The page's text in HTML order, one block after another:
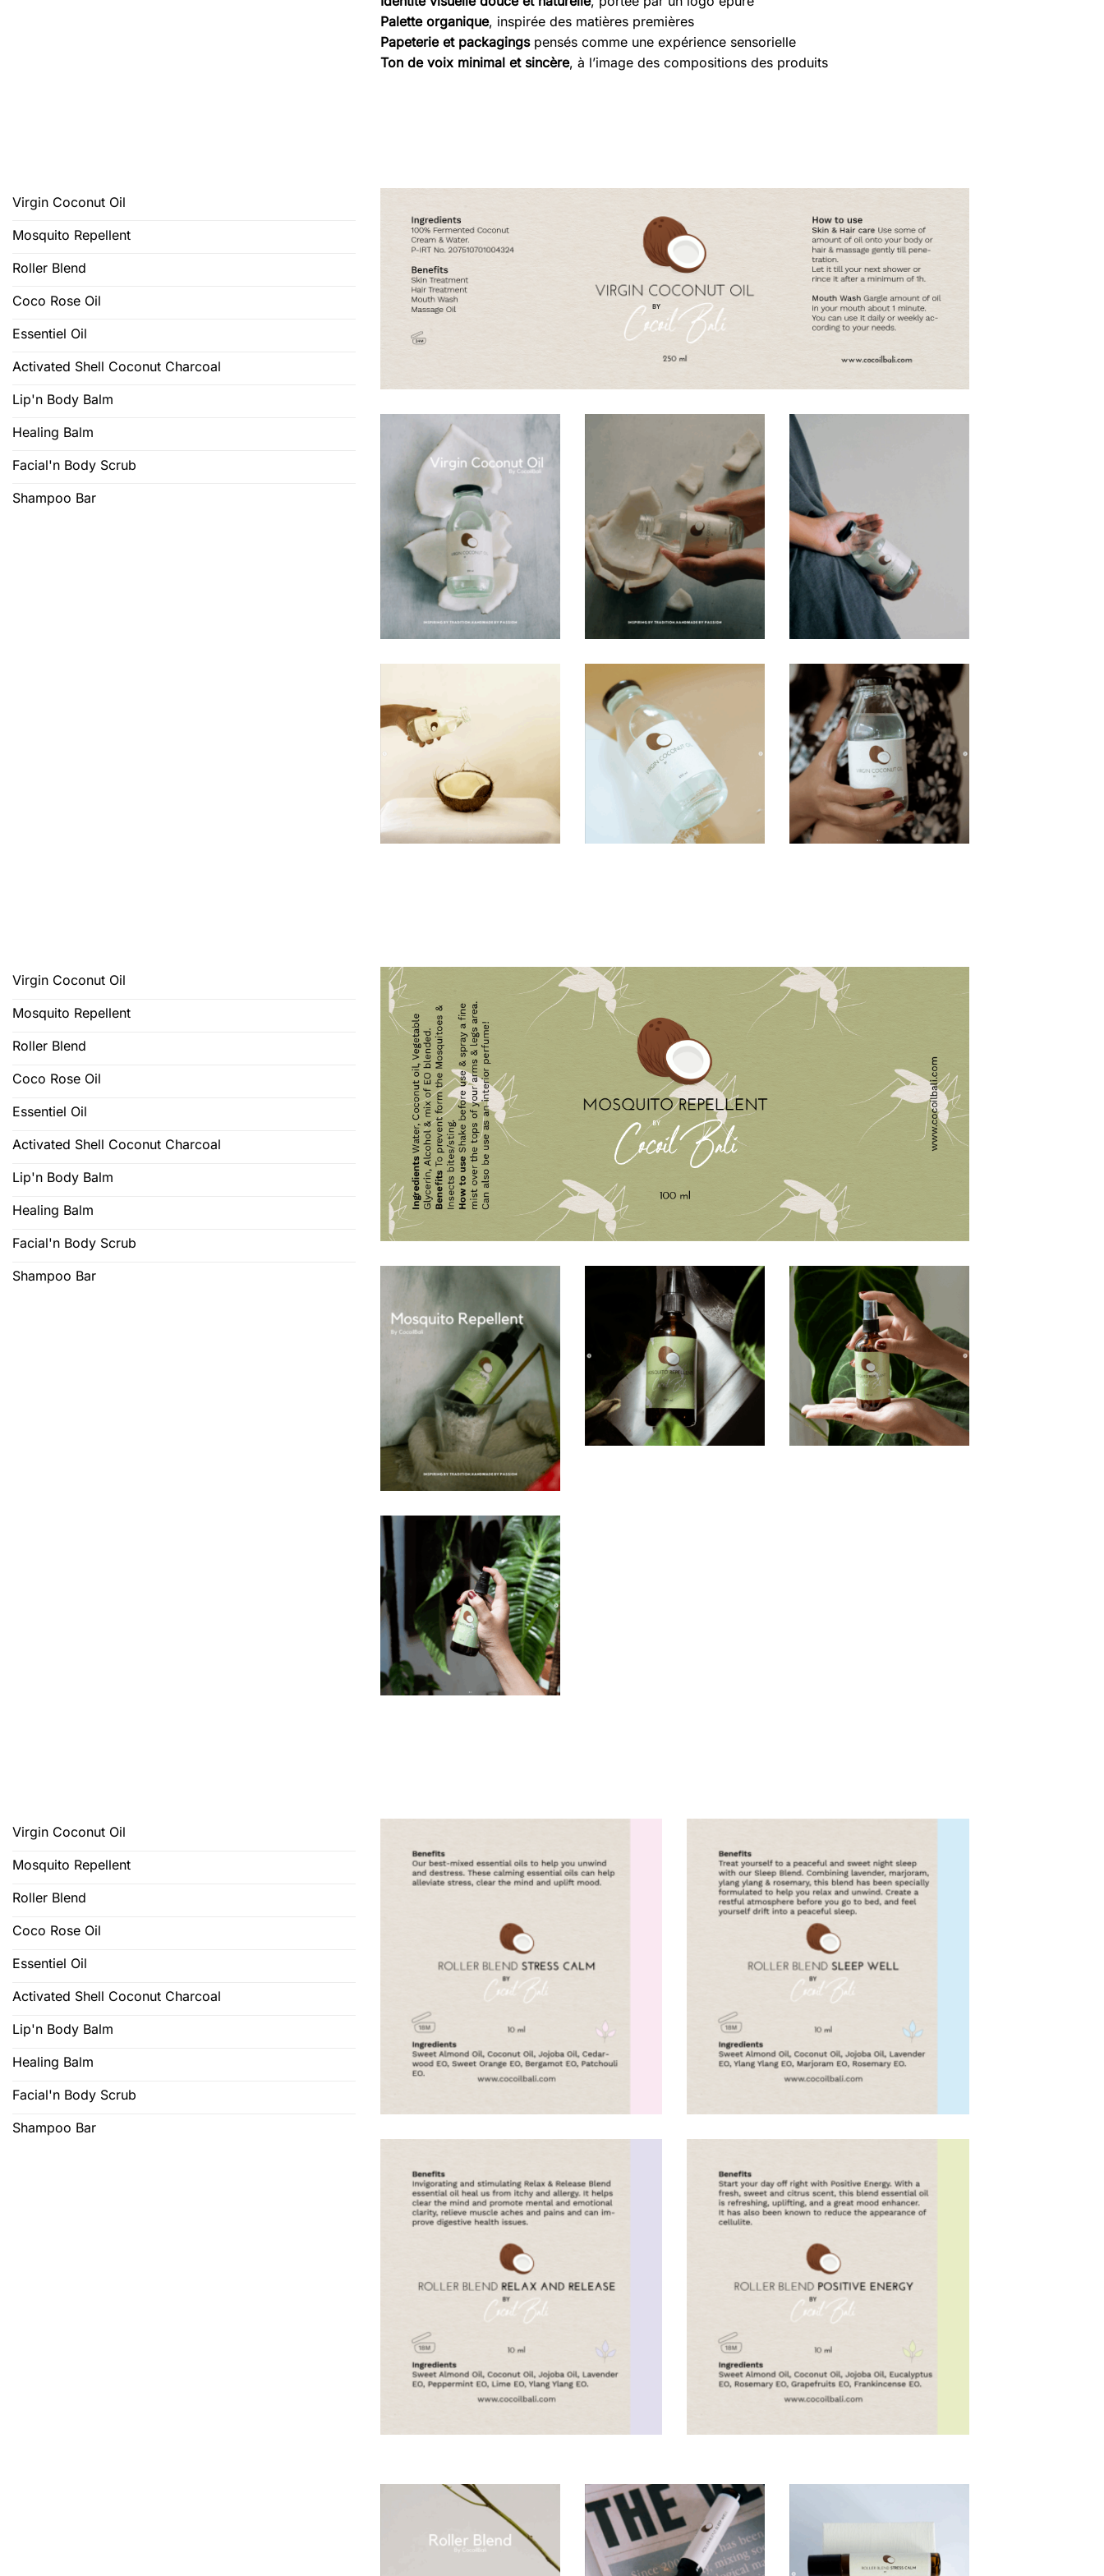
Palette organique, inspirée des matières premières
Papeterie et packagingspensés comme une expérience sensorielle
Ton de voix minimal et sincère, à l’image des compositions des produits
Virgin Coconut Oil
Mosquito Repellent
Roller Blend
Coco Rose Oil
Essentiel Oil
Activated Shell Coconut Charcoal
Lip'n Body Balm
Healing Balm
Facial'n Body Scrub
Shampoo Bar
Virgin Coconut Oil
Mosquito Repellent
Roller Blend
Coco Rose Oil
Essentiel Oil
Activated Shell Coconut Charcoal
Lip'n Body Balm
Healing Balm
Facial'n Body Scrub
Shampoo Bar
Virgin Coconut Oil
Mosquito Repellent
Roller Blend
Coco Rose Oil
Essentiel Oil
Activated Shell Coconut Charcoal
Lip'n Body Balm
Healing Balm
Facial'n Body Scrub
Shampoo Bar